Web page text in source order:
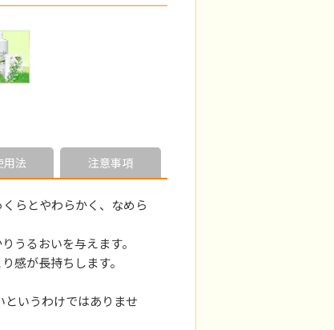
用法 注意事項
らとやわらかく、なめら
うるおいを与えます。
感が長持ちします。
いうわけではありませ